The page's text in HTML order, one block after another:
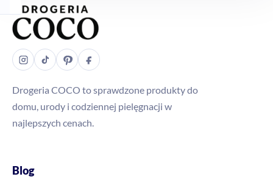
Drogeria COCO to sprawdzone produkty do
domu, urody i codziennej pielęgnacji w
najlepszych cenach.
Blog